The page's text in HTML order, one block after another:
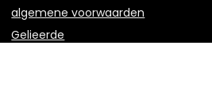
algemene voorwaarden
Gelieerde